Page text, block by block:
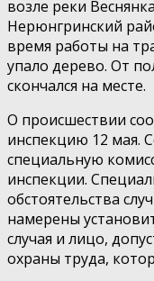
возле реки
Нерюнгринский
время работы на
упало дерево. От
скончался на месте.
О происшествии
инспекцию 12 мая.
специальную
инспекции.
обстоятельства
намерены
случая и лицо,
охраны труда,